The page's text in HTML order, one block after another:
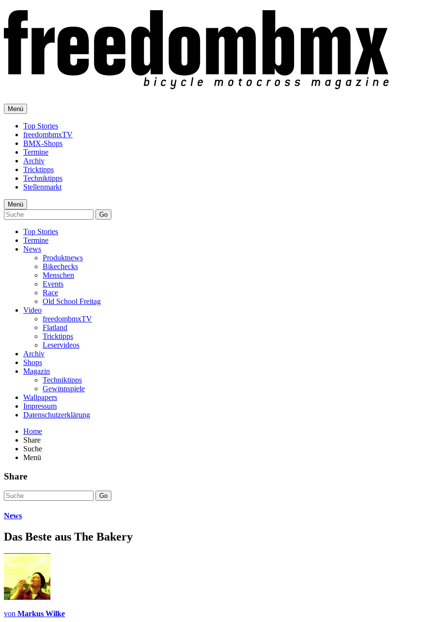
Menü
Top Stories
freedombmxTV
BMX-Shops
Termine
Archiv
Tricktipps
Techniktipps
Stellenmarkt
Menü
Go
Top Stories
Termine
News
Produktnews
Bikechecks
Menschen
Events
Race
Old School Freitag
Video
freedombmxTV
Flatland
Tricktipps
Leservideos
Archiv
Shops
Magazin
Techniktipps
Gewinnspiele
Wallpapers
Impressum
Datenschutzerklärung
Home
Share
Suche
Menü
Share
Go
News
Das Beste aus The Bakery
von Markus Wilke